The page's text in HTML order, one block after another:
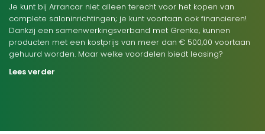
Je kunt bij Arrancar niet alleen terecht voor het kopen van
complete saloninrichtingen; je kunt voortaan ook financieren!
Dankzij een samenwerkingsverband met Grenke, kunnen
producten met een kostprijs van meer dan € 500,00 voortaan
gehuurd worden. Maar welke voordelen biedt leasing?
Lees verder